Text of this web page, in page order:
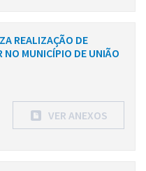
REALIZAÇÃO DE
NO MUNICÍPIO DE UNIÃO
VER ANEXOS